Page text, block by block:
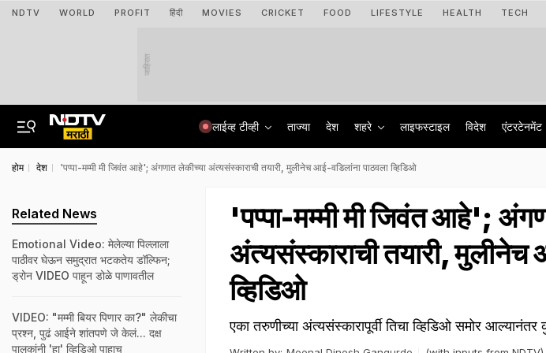
NDTV WORLD PROFIT हिंदी MOVIES CRICKET FOOD LIFESTYLE HEALTH TECH
जाहिरात
लाईव्ह टीव्ही ताज्या देश शहरे लाइफस्टाइल विदेश एंटरटेनमेंट
होम देश 'पप्पा-मम्मी मी जिवंत आहे'; अंगणात लेकीच्या अंत्यसंस्काराची तयारी, मुलीनेच आई-वडिलांना पाठवला व्हिडिओ
'पप्पा-मम्मी मी जिवंत आहे';
अंत्यसंस्काराची तयारी, मुलीनेच
व्हिडिओ
एका तरुणीच्या अंत्यसंस्कारापूर्वी तिचा व्हिडिओ समोर
Related News
Emotional Video: मेलेल्या पिल्लाला
पाठीवर घेऊन समुद्रात भटकतेय डॉल्फिन;
ड्रोन VIDEO पाहून डोळे पाणावतील
VIDEO: "मम्मी बियर पिणार का?" लेकीचा
प्रश्न, पुढं आईने शांतपणे जे केलं... दक्ष
पालकांनी 'हा' व्हिडिओ पाहाच